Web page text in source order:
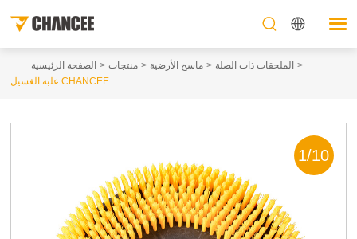
الصفحة الرئيسية منتجات ماسح الأرضية
الملحقات ذات الصلة
علبة الغسيل CHANCEE
1/10